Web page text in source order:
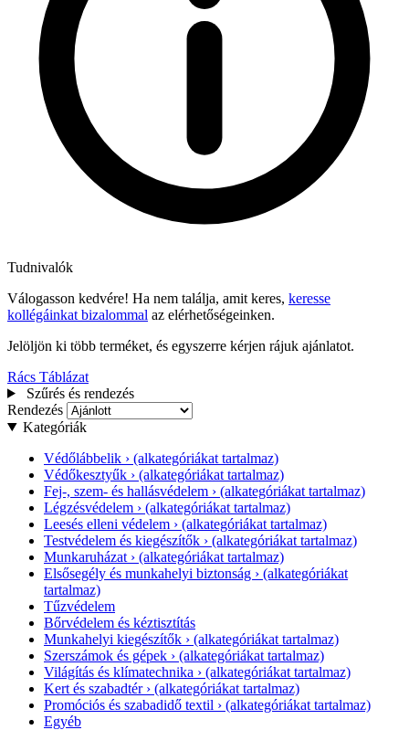
Tudnivalók
Válogasson kedvére! Ha nem találja, amit keres, keresse
kollégáinkat bizalommal az elérhetőségeinken.
Jelöljön ki több terméket, és egyszerre kérjen rájuk ajánlatot.
Rács Táblázat
Szűrés és rendezés
Rendezés
Kategóriák
Védőlábbelik › (alkategóriákat tartalmaz)
Védőkesztyűk › (alkategóriákat tartalmaz)
Fej-, szem- és hallásvédelem › (alkategóriákat tartalmaz)
Légzésvédelem › (alkategóriákat tartalmaz)
Leesés elleni védelem › (alkategóriákat tartalmaz)
Testvédelem és kiegészítők › (alkategóriákat tartalmaz)
Munkaruházat › (alkategóriákat tartalmaz)
Elsősegély és munkahelyi biztonság › (alkategóriákat
tartalmaz)
Tűzvédelem
Bőrvédelem és kéztisztítás
Munkahelyi kiegészítők › (alkategóriákat tartalmaz)
Szerszámok és gépek › (alkategóriákat tartalmaz)
Világítás és klímatechnika › (alkategóriákat tartalmaz)
Kert és szabadtér › (alkategóriákat tartalmaz)
Promóciós és szabadidő textil › (alkategóriákat tartalmaz)
Egyéb